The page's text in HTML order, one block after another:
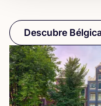
Descubre